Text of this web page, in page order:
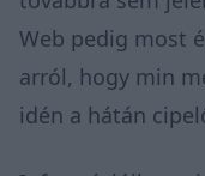
Web pedig most
arról, hogy min
idén a hátán